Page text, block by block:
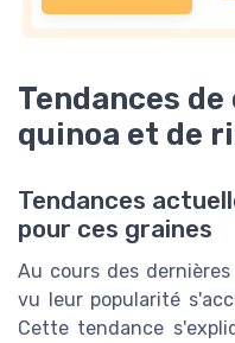
Tendances
quinoa et de
Tendances
pour ces graines
Au cours des
vu leur popularité
Cette tendance